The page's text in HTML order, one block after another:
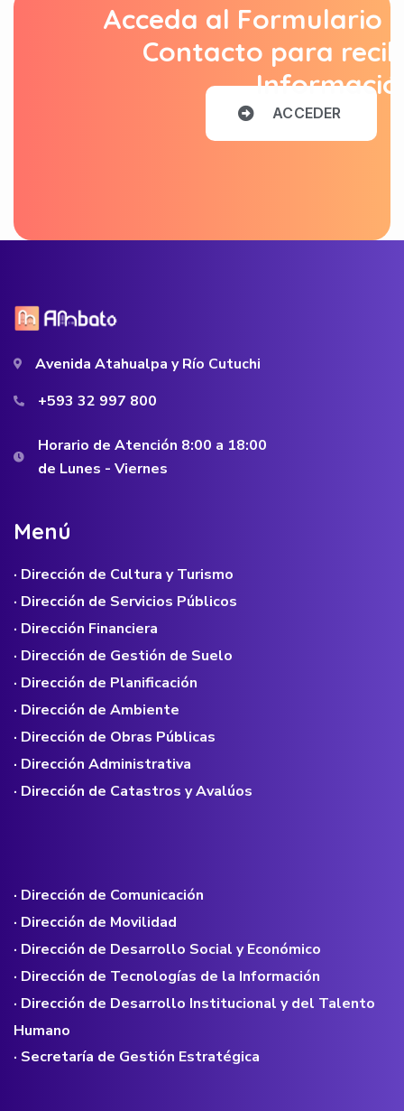
Acceda al Formulario
Contacto para
ACCEDER
Avenida Atahualpa y Río Cutuchi
+593 32 997 800
Horario de Atención 8:00 a 18:00
de Lunes - Viernes
Menú
· Dirección de Cultura y Turismo
· Dirección de Servicios Públicos
· Dirección Financiera
· Dirección de Gestión de Suelo
· Dirección de Planificación
· Dirección de Ambiente
· Dirección de Obras Públicas
· Dirección Administrativa
· Dirección de Catastros y Avalúos
· Dirección de Comunicación
· Dirección de Movilidad
· Dirección de Desarrollo Social y Económico
· Dirección de Tecnologías de la Información
· Dirección de Desarrollo Institucional y del Talento
Humano
· Secretaría de Gestión Estratégica